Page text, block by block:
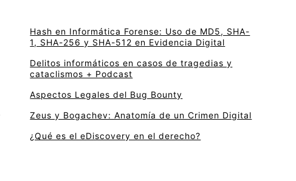
Hash en Informática Forense: Uso de MD5, SHA-
1, SHA-256 y SHA-512 en Evidencia Digital
Delitos informáticos en casos de tragedias y
cataclismos + Podcast
Aspectos Legales del Bug Bounty
Zeus y Bogachev: Anatomía de un Crimen Digital
¿Qué es el eDiscovery en el derecho?